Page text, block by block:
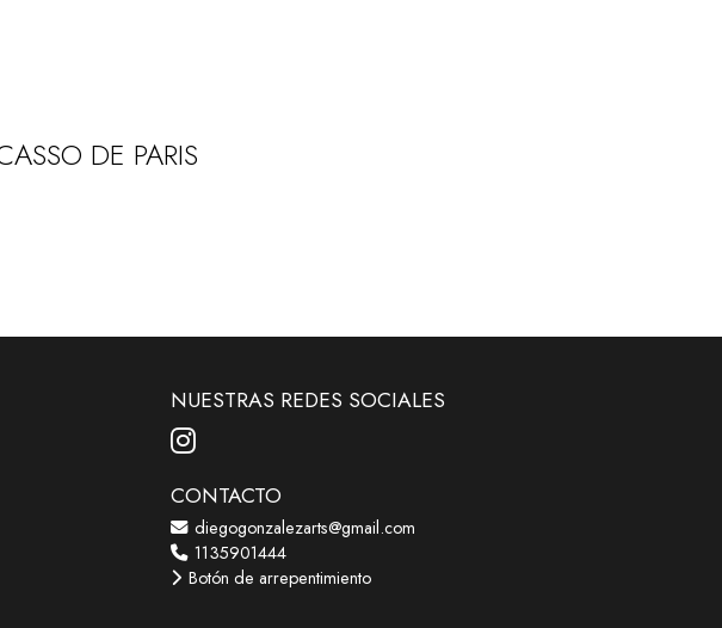
DE PARIS
NUESTRAS REDES SOCIALES
CONTACTO
diegogonzalezarts@gmail.com
1135901444
Botón de arrepentimiento